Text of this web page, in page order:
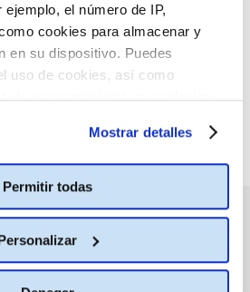
el número de IP,
cookies para almacenar y
en su dispositivo. Puedes
uso de cookies, así como
de consentimiento en cualquier
Mostrar detalles
Permitir todas